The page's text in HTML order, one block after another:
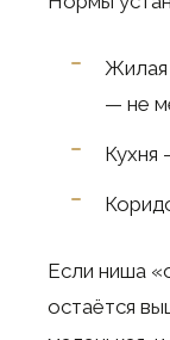
Жилая
— не
Кухня
Если ниша
остаётся